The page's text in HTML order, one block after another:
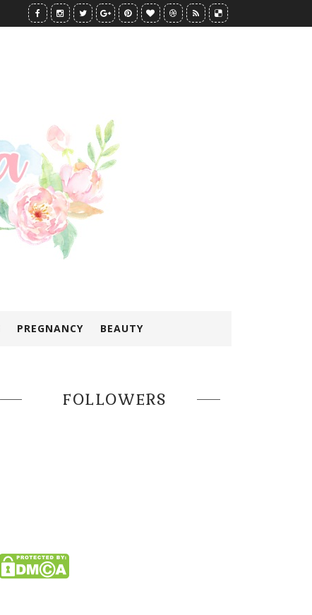
PREGNANCY BEAUTY
FOLLOWERS